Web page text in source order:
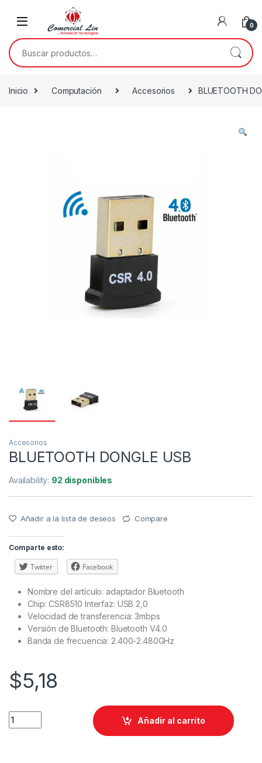
0
Inicio Computación Accesorios BLUETOOTH
Accesorios
BLUETOOTH DONGLE USB
Availability: 92 disponibles
Añadir a la lista de deseos Compare
Comparte esto:
Twitter Facebook
Nombre del artículo: adaptador Bluetooth
Chip: CSR8510 Interfaz: USB 2,0
Velocidad de transferencia: 3mbps
Versión de Bluetooth: Bluetooth V4.0
Banda de frecuencia: 2.400-2.480GHz
$5,18
Añadir al carrito